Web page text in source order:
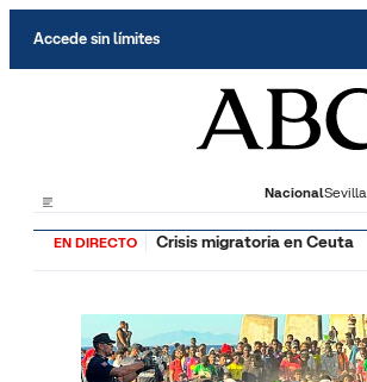
Accede sin límites
NacionalSevilla
EN DIRECTO Crisis migratoria en Ceuta